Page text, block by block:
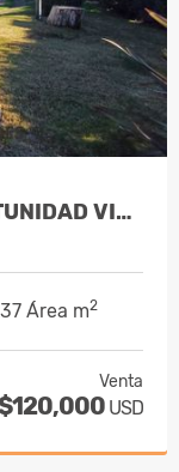
VENTA 2 CASAS 3 AMB OPORTUNIDAD VILLA GESELL
Área m2
Venta
USD